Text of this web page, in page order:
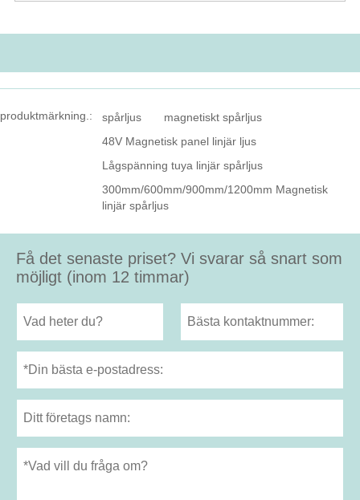
produktmärkning.: spårljus
magnetiskt spårljus
48V Magnetisk panel linjär ljus
Lågspänning tuya linjär spårljus
300mm/600mm/900mm/1200mm Magnetisk
linjär spårljus
Få det senaste priset? Vi svarar så snart som
möjligt (inom 12 timmar)